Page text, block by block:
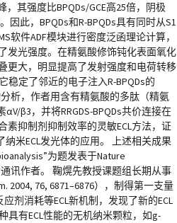
，其强度比BPQDs/GCE高25倍，阴极
因此，BPQDs和R-BPQDs具有同时从S1
软件ADF模块进行密度泛函理论计算，
发光强度。在精氨酸修饰钝化表面氧化
更大，明显提高了发射强度和电荷转移
稳定了邻近的电子注入R-BPQDs的
分析，作者用含有精氨酸的多肽（精氨
β3，并将RRGDS-BPQDs共价连接在
素抑制剂抑制效率的灵敏ECL方法，证
纳米ECL发光体的应用。 上述相关成果
为题发表于Nature
讯作者。 鞠熀先教授课题组长期从事
2004, 76, 6871–6876），制得第一支量
剂消耗等ECL新机制，发现了新的ECL
具有ECL性能的无机纳米颗粒，如g-